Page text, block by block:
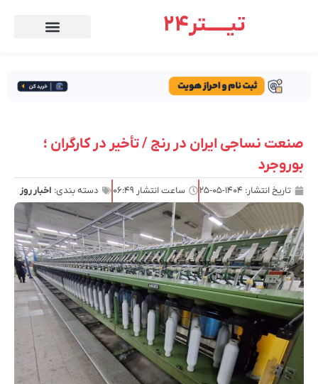
تیـــــتر24
صنعت نساجی ایران در رنج / تأخیر در کارگران ؛
بوروجرد
تاریخ انتشار: ۱۴۰۴-۰۵-۲۵ ساعت انتشار ۰۶:۴۹ دسته بندی: اخبار روز